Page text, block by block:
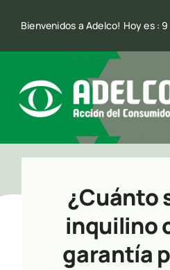
content
Bienvenidos a Adelco! Hoy es :
Incidencia
Comunicación
¿Cuánto
inquilino
garantía